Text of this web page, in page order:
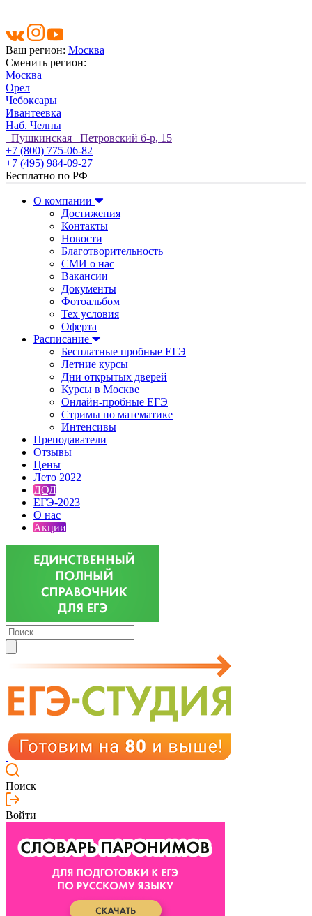
Ваш регион: Москва
Сменить регион:
Москва
Орел
Чебоксары
Ивантеевка
Наб. Челны
Пушкинская Петровский б-р, 15
+7 (800) 775-06-82
+7 (495) 984-09-27
Бесплатно по РФ
О компании
Достижения
Контакты
Новости
Благотворительность
СМИ о нас
Вакансии
Документы
Фотоальбом
Тех условия
Оферта
Расписание
Бесплатные пробные ЕГЭ
Летние курсы
Дни открытых дверей
Курсы в Москве
Онлайн-пробные ЕГЭ
Стримы по математике
Интенсивы
Преподаватели
Отзывы
Цены
Лето 2022
ДОД
ЕГЭ-2023
О нас
Акции
Поиск
Войти